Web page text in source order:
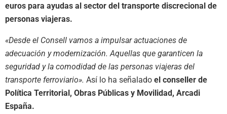
euros para ayudas al sector del transporte discrecional de
personas viajeras.
«Desde el Consell vamos a impulsar actuaciones de
adecuación y modernización. Aquellas que garanticen la
seguridad y la comodidad de las personas viajeras del
transporte ferroviario». Así lo ha señalado el conseller de
Política Territorial, Obras Públicas y Movilidad, Arcadi
España.